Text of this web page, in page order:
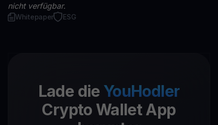
nicht verfügbar.
Whitepaper ESG
Lade die YouHodler
Crypto Wallet App